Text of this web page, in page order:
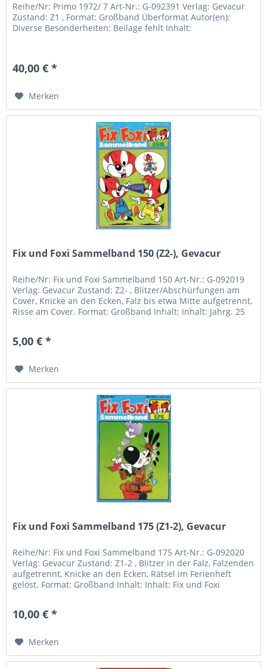
Reihe/Nr: Primo 1972/ 7 Art-Nr.: G-092391 Verlag: Gevacur
Zustand: Z1 , Format: Großband Überformat Autor(en):
Diverse Besonderheiten: Beilage fehlt Inhalt:
40,00 € *
Merken
Fix und Foxi Sammelband 150 (Z2-), Gevacur
Reihe/Nr: Fix und Foxi Sammelband 150 Art-Nr.: G-092019
Verlag: Gevacur Zustand: Z2- , Blitzer/Abschürfungen am
Cover, Knicke an den Ecken, Falz bis etwa Mitte aufgetrennt,
Risse am Cover. Format: Großband Inhalt: Inhalt: Jahrg. 25
5,00 € *
Merken
Fix und Foxi Sammelband 175 (Z1-2), Gevacur
Reihe/Nr: Fix und Foxi Sammelband 175 Art-Nr.: G-092020
Verlag: Gevacur Zustand: Z1-2 , Blitzer in der Falz, Falzenden
aufgetrennt, Knicke an den Ecken, Rätsel im Ferienheft
gelöst. Format: Großband Inhalt: Inhalt: Fix und Foxi
10,00 € *
Merken